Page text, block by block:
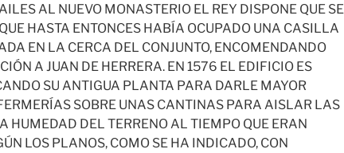
AL NUEVO MONASTERIO EL REY DISPONE QUE SE
HASTA ENTONCES HABÍA OCUPADO UNA CASILLA
EN LA CERCA DEL CONJUNTO, ENCOMENDANDO
A JUAN DE HERRERA. EN 1576 EL EDIFICIO ES
SU ANTIGUA PLANTA PARA DARLE MAYOR
SOBRE UNAS CANTINAS PARA AISLAR LAS
HUMEDAD DEL TERRENO AL TIEMPO QUE ERAN
LOS PLANOS, COMO SE HA INDICADO, CON